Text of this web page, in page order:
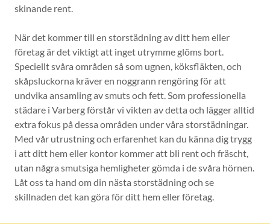
skinande rent.
När det kommer till en storstädning av ditt hem eller
företag är det viktigt att inget utrymme glöms bort.
Speciellt svåra områden så som ugnen, köksfläkten, och
skåpsluckorna kräver en noggrann rengöring för att
undvika ansamling av smuts och fett. Som professionella
städare i Varberg förstår vi vikten av detta och lägger alltid
extra fokus på dessa områden under våra storstädningar.
Med vår utrustning och erfarenhet kan du känna dig trygg
i att ditt hem eller kontor kommer att bli rent och fräscht,
utan några smutsiga hemligheter gömda i de svåra hörnen.
Låt oss ta hand om din nästa storstädning och se
skillnaden det kan göra för ditt hem eller företag.